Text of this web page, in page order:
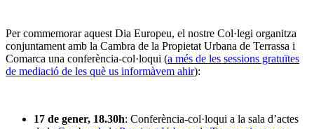
Per commemorar aquest Dia Europeu, el nostre Col·legi organitza
conjuntament amb la Cambra de la Propietat Urbana de Terrassa i
Comarca una conferència-col·loqui (a més de les sessions gratuïtes
de mediació de les què us informàvem ahir):
17 de gener, 18.30h: Conferència-col·loqui a la sala d’actes